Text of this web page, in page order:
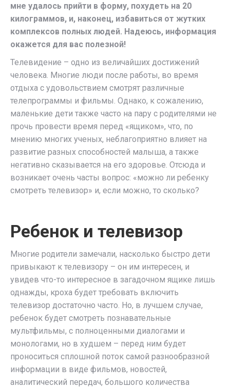
мне удалось прийти в форму, похудеть на 20
килограммов, и, наконец, избавиться от жутких
комплексов полных людей. Надеюсь, информация
окажется для вас полезной!
Телевидение – одно из величайших достижений
человека. Многие люди после работы, во время
отдыха с удовольствием смотрят различные
телепрограммы и фильмы. Однако, к сожалению,
маленькие дети также часто на пару с родителями не
прочь провести время перед «ящиком», что, по
мнению многих ученых, неблагоприятно влияет на
развитие разных способностей малыша, а также
негативно сказывается на его здоровье. Отсюда и
возникает очень часты вопрос: «можно ли ребенку
смотреть телевизор» и, если можно, то сколько?
Ребенок и телевизор
Многие родители замечали, насколько быстро дети
привыкают к телевизору – он им интересен, и
увидев что-то интересное в загадочном ящике лишь
однажды, кроха будет требовать включить
телевизор достаточно часто. Но, в лучшем случае,
ребенок будет смотреть познавательные
мультфильмы, с полноценными диалогами и
монологами, но в худшем – перед ним будет
проноситься сплошной поток самой разнообразной
информации в виде фильмов, новостей,
аналитический передач, большого количества